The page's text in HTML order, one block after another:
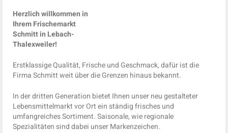
Herzlich willkommen in
Ihrem Frischemarkt
Schmitt in Lebach-
Thalexweiler!
Erstklassige Qualität, Frische und Geschmack, dafür ist die
Firma Schmitt weit über die Grenzen hinaus bekannt.
In der dritten Generation bietet Ihnen unser neu gestalteter
Lebensmittelmarkt vor Ort ein ständig frisches und
umfangreiches Sortiment. Saisonale, wie regionale
Spezialitäten sind dabei unser Markenzeichen.